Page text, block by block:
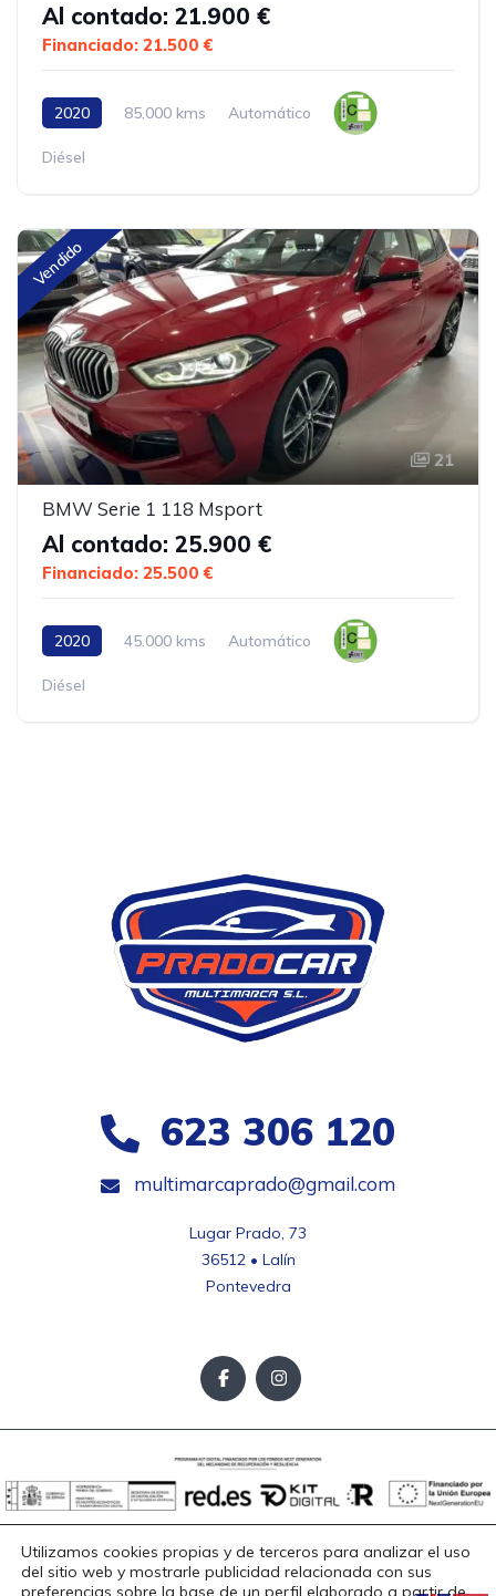
Al contado: 21.900 €
Financiado: 21.500 €
2020 85.000 kms Automático
Diésel
Vendido
21
BMW Serie 1 118 Msport
Al contado: 25.900 €
Financiado: 25.500 €
2020 45.000 kms Automático
Diésel
623 306 120
multimarcaprado@gmail.com
Lugar Prado, 73
36512 • Lalín
Pontevedra
Aviso LegalPolítica de PrivacidadPolítica de Cookies
Accesibilidad
Utilizamos cookies propias y de terceros para analizar el uso
del sitio web y mostrarle publicidad relacionada con sus
preferencias sobre la base de un perfil elaborado a partir de